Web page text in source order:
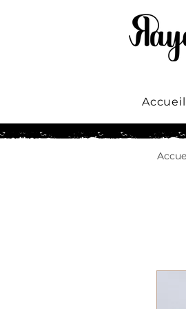
Accueil